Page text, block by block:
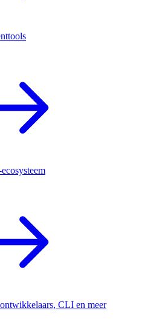
CLI en meer